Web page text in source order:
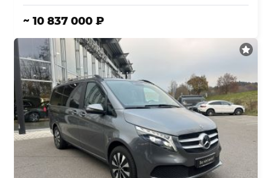
~ 10 837 000 ₽